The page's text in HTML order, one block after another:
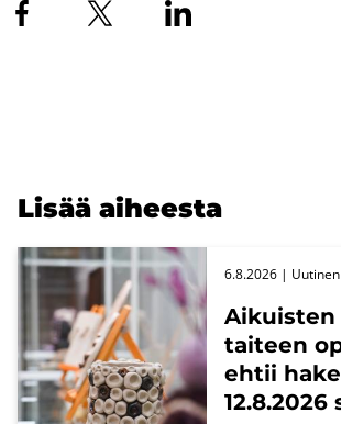
Lisää ai­hees­ta
Ai­kuis­ten
tai­teen
ehtii
12.8.2026
6.8.2026 | Uu­ti­nen